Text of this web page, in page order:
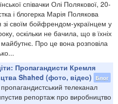
співачки Олі Полякової, 20-
і блогерка Марія Полякова
зі своїм бойфрендом-українцем у
оскільки не бачила, що в їхніх
майбутнє. Про це вона розповіла
Пропагандисти Кремля
Shahed (фото, відео)
Блог
пропагандистський телеканал
репортаж про виробництво